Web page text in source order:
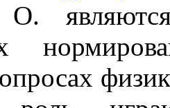
О.